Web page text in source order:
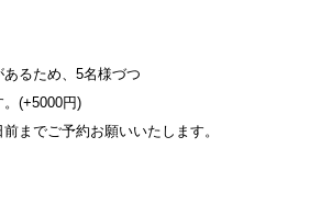
るため、5名様づつ
(+5000円)
までご予約お願いいたします。